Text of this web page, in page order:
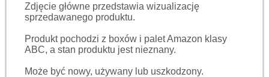
Zdjęcie główne przedstawia wizualizację
sprzedawanego produktu.
Produkt pochodzi z boxów i palet Amazon klasy
ABC, a stan produktu jest nieznany.
Może być nowy, używany lub uszkodzony.